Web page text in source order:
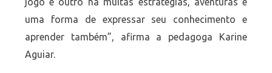
uma forma de expressar seu conhecimento e
aprender também”, afirma a pedagoga Karine
Aguiar.